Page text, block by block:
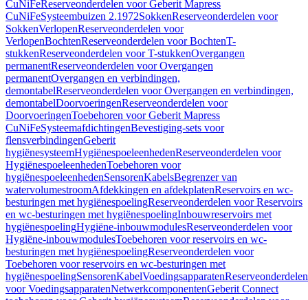
CuNiFeReserveonderdelen voor Geberit Mapress
CuNiFeSysteembuizen 2.1972SokkenReserveonderdelen voor
SokkenVerlopenReserveonderdelen voor
VerlopenBochtenReserveonderdelen voor BochtenT-
stukkenReserveonderdelen voor T-stukkenOvergangen
permanentReserveonderdelen voor Overgangen
permanentOvergangen en verbindingen,
demontabelReserveonderdelen voor Overgangen en verbindingen,
demontabelDoorvoeringenReserveonderdelen voor
DoorvoeringenToebehoren voor Geberit Mapress
CuNiFeSysteemafdichtingenBevestiging-sets voor
flensverbindingenGeberit
hygiënesysteemHygiënespoeleenhedenReserveonderdelen voor
HygiënespoeleenhedenToebehoren voor
hygiënespoeleenhedenSensorenKabelsBegrenzer van
watervolumestroomAfdekkingen en afdekplatenReservoirs en wc-
besturingen met hygiënespoelingReserveonderdelen voor Reservoirs
en wc-besturingen met hygiënespoelingInbouwreservoirs met
hygiënespoelingHygiëne-inbouwmodulesReserveonderdelen voor
Hygiëne-inbouwmodulesToebehoren voor reservoirs en wc-
besturingen met hygiënespoelingReserveonderdelen voor
Toebehoren voor reservoirs en wc-besturingen met
hygiënespoelingSensorenKabelVoedingsapparatenReserveonderdelen
voor VoedingsapparatenNetwerkcomponentenGeberit Connect